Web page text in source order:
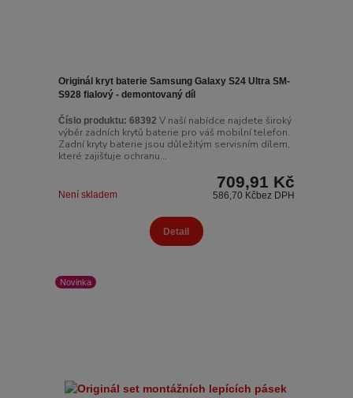
Originál kryt baterie Samsung Galaxy S24 Ultra SM-
S928 fialový - demontovaný díl
Číslo produktu: 68392 V naší nabídce najdete široký
výběr zadních krytů baterie pro váš mobilní telefon.
Zadní kryty baterie jsou důležitým servisním dílem,
které zajišťuje ochranu...
709,91 Kč
586,70 Kčbez DPH
Není skladem
Detail
Novinka